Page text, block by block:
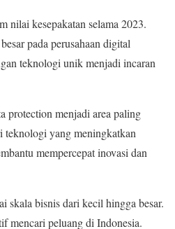
nilai kesepakatan selama 2023.
pada perusahaan digital
teknologi unik menjadi incaran
protection menjadi area paling
teknologi yang meningkatkan
mempercepat inovasi dan
skala bisnis dari kecil hingga besar.
mencari peluang di Indonesia.